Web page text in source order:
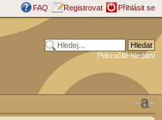
FAQ Registrovat Přihlásit se
Pokročilé hledání